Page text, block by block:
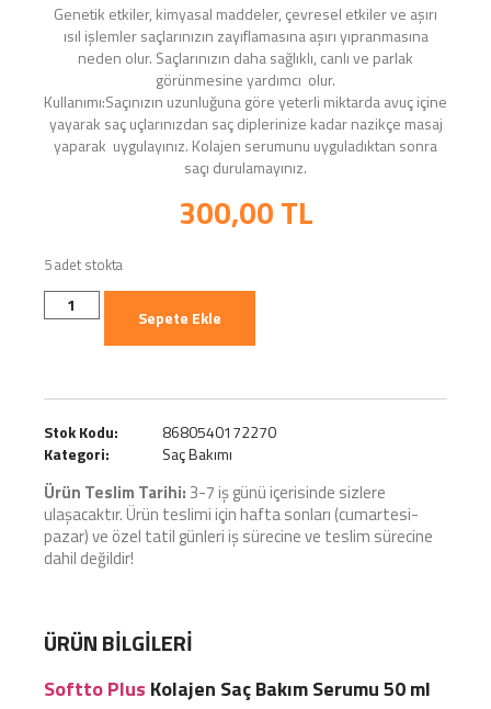
Genetik etkiler, kimyasal maddeler, çevresel etkiler ve aşırı
ısıl işlemler saçlarınızın zayıflamasına aşırı yıpranmasına
neden olur. Saçlarınızın daha sağlıklı, canlı ve parlak
görünmesine yardımcı olur.
Kullanımı:Saçınızın uzunluğuna göre yeterli miktarda avuç içine
yayarak saç uçlarınızdan saç diplerinize kadar nazikçe masaj
yaparak uygulayınız. Kolajen serumunu uyguladıktan sonra
saçı durulamayınız.
300,00TL
5 adet stokta
Sepete Ekle
Stok Kodu:
8680540172270
Kategori:
Saç Bakımı
Ürün Teslim Tarihi:3-7 iş günü içerisinde sizlere
ulaşacaktır. Ürün teslimi için hafta sonları (cumartesi-
pazar) ve özel tatil günleri iş sürecine ve teslim sürecine
dahil değildir!
ÜRÜN BILGILERI
Softto Plus Kolajen Saç Bakım Serumu 50 ml